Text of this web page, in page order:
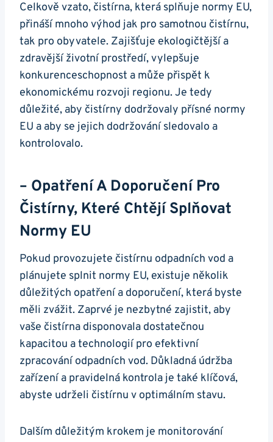
Celkově vzato, čistírna, která splňuje normy EU,
přináší mnoho výhod jak pro samotnou čistírnu,
tak pro obyvatele. Zajišťuje ekologičtější a
zdravější životní prostředí, vylepšuje
konkurenceschopnost a může přispět k
ekonomickému rozvoji regionu. Je tedy
důležité, aby čistírny dodržovaly přísné normy
EU a aby se jejich dodržování sledovalo a
kontrolovalo.
– Opatření A Doporučení Pro
Čistírny, Které Chtějí Splňovat
Normy EU
Pokud provozujete čistírnu odpadních vod a
plánujete splnit normy EU, existuje několik
důležitých opatření a doporučení, která byste
měli zvážit. Zaprvé je nezbytné zajistit, aby
vaše čistírna disponovala dostatečnou
kapacitou a technologií pro efektivní
zpracování odpadních vod. Důkladná údržba
zařízení a pravidelná kontrola je také klíčová,
abyste udrželi čistírnu v optimálním stavu.
Dalším důležitým krokem je monitorování